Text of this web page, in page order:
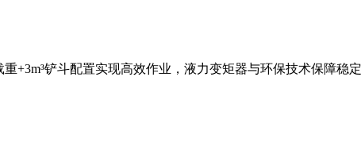
+3m³铲斗配置实现高效作业，液力变矩器与环保技术保障稳